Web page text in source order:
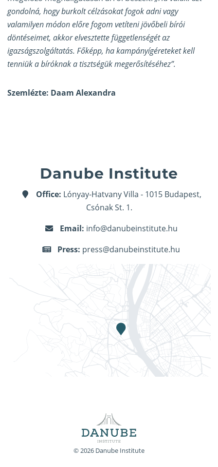
gondolná, hogy burkolt célzásokat fogok adni vagy
valamilyen módon előre fogom vetíteni jövőbeli bírói
döntéseimet, akkor elvesztette függetlenségét az
igazságszolgáltatás. Főképp, ha kampányígéreteket kell
tenniük a bíróknak a tisztségük megerősítéséhez”.
Szemlézte: Daam Alexandra
Danube Institute
Office: Lónyay-Hatvany Villa - 1015 Budapest,
Csónak St. 1.
Email: info@danubeinstitute.hu
Press: press@danubeinstitute.hu
© 2026 Danube Institute